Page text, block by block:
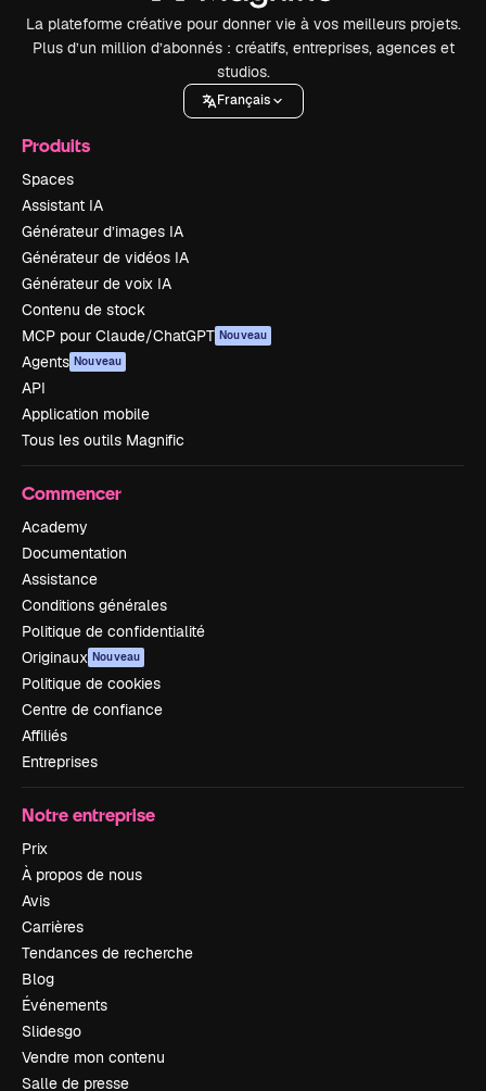
La plateforme créative pour donner vie à vos meilleurs projets.
Plus d’un million d’abonnés : créatifs, entreprises, agences et
studios.
Français
Produits
Spaces
Assistant IA
Générateur d’images IA
Générateur de vidéos IA
Générateur de voix IA
Contenu de stock
MCP pour Claude/ChatGPT Nouveau
Agents Nouveau
API
Application mobile
Tous les outils Magnific
Commencer
Academy
Documentation
Assistance
Conditions générales
Politique de confidentialité
Originaux Nouveau
Politique de cookies
Centre de confiance
Affiliés
Entreprises
Notre entreprise
Prix
À propos de nous
Avis
Carrières
Tendances de recherche
Blog
Événements
Slidesgo
Vendre mon contenu
Salle de presse